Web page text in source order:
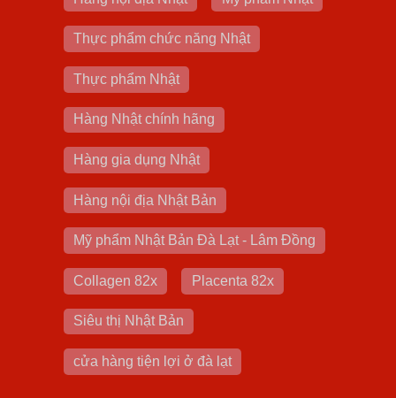
Thực phẩm chức năng Nhật
Thực phẩm Nhật
Hàng Nhật chính hãng
Hàng gia dụng Nhật
Hàng nội địa Nhật Bản
Mỹ phẩm Nhật Bản Đà Lạt - Lâm Đồng
Collagen 82x Placenta 82x
Siêu thị Nhật Bản
cửa hàng tiện lợi ở đà lạt